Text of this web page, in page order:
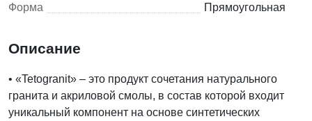
Форма
Прямоугольная
Описание
• «Tetogranit» – это продукт сочетания натурального
гранита и акриловой смолы, в состав которой входит
уникальный компонент на основе синтетических